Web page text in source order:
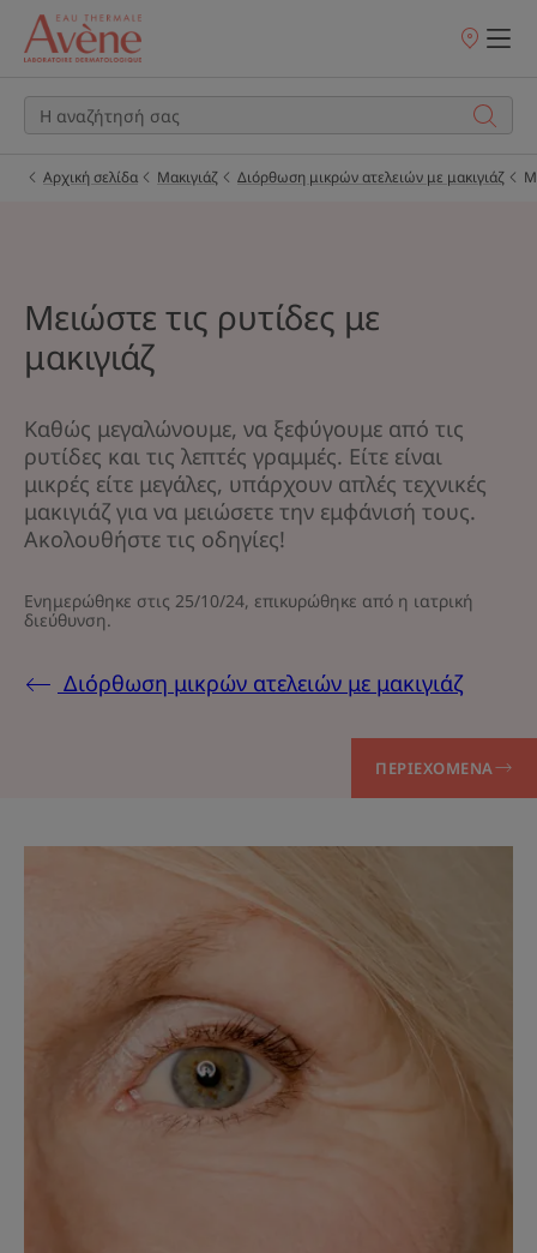
Σημεία
Αρχική σελίδα Μακιγιάζ Διόρθωση μικρών ατελειών με μακιγιάζ
Μειώστε τις ρυτίδες με
μακιγιάζ
Καθώς μεγαλώνουμε, να ξεφύγουμε από τις
ρυτίδες και τις λεπτές γραμμές. Είτε είναι
μικρές είτε μεγάλες, υπάρχουν απλές τεχνικές
μακιγιάζ για να μειώσετε την εμφάνισή τους.
Ακολουθήστε τις οδηγίες!
Ενημερώθηκε στις 25/10/24, επικυρώθηκε από η ιατρική
διεύθυνση.
Διόρθωση μικρών ατελειών με μακιγιάζ
ΠΕΡΙΕΧΌΜΕΝΑ